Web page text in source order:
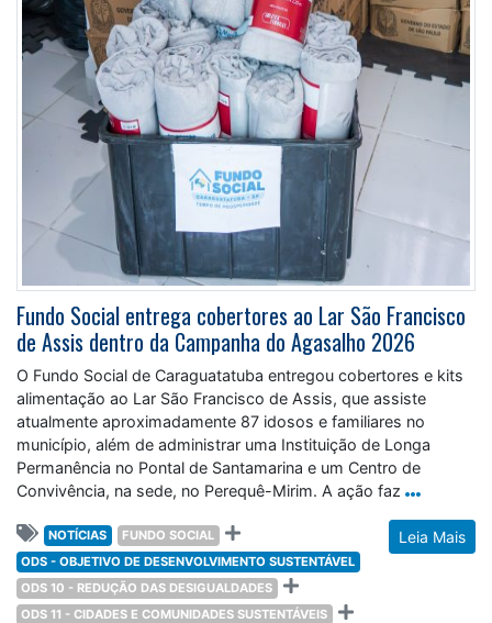
Fundo Social entrega cobertores ao Lar São Francisco
de Assis dentro da Campanha do Agasalho 2026
O Fundo Social de Caraguatatuba entregou cobertores e kits
alimentação ao Lar São Francisco de Assis, que assiste
atualmente aproximadamente 87 idosos e familiares no
município, além de administrar uma Instituição de Longa
Permanência no Pontal de Santamarina e um Centro de
Convivência, na sede, no Perequê-Mirim. A ação faz
Leia Mais
NOTÍCIAS
FUNDO SOCIAL
ODS - OBJETIVO DE DESENVOLVIMENTO SUSTENTÁVEL
ODS 10 - REDUÇÃO DAS DESIGUALDADES
ODS 11 - CIDADES E COMUNIDADES SUSTENTÁVEIS